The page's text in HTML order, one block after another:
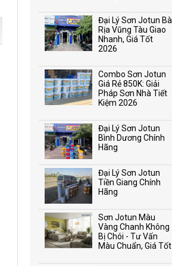
Đại Lý Sơn Jotun Bà
Rịa Vũng Tàu Giao
Nhanh, Giá Tốt
2026
Combo Sơn Jotun
Giá Rẻ 850K: Giải
Pháp Sơn Nhà Tiết
Kiệm 2026
Đại Lý Sơn Jotun
Bình Dương Chính
Hãng
Đại Lý Sơn Jotun
Tiền Giang Chính
Hãng
Sơn Jotun Màu
Vàng Chanh Không
Bị Chói - Tư Vấn
Màu Chuẩn, Giá Tốt